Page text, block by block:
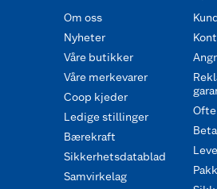
Om oss
Nyheter
Våre butikker
Våre merkevarer
Coop kjeder
Ledige stillinger
Bærekraft
Sikkerhetsdatablad
Samvirkelag